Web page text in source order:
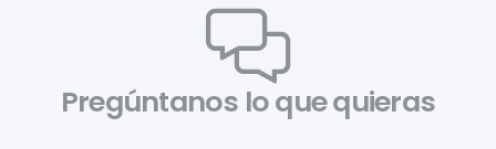
Pregúntanos lo que quieras